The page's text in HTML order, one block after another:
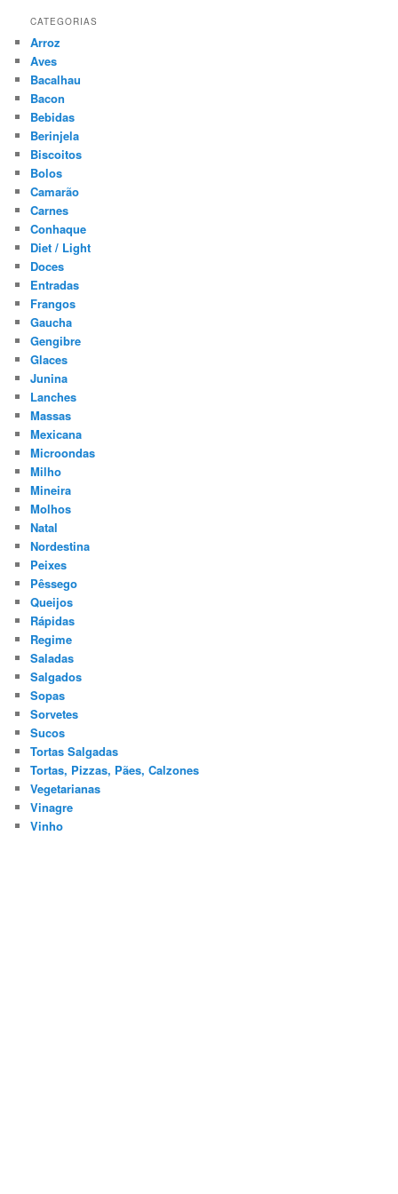
CATEGORIAS
Arroz
Aves
Bacalhau
Bacon
Bebidas
Berinjela
Biscoitos
Bolos
Camarão
Carnes
Conhaque
Diet / Light
Doces
Entradas
Frangos
Gaucha
Gengibre
Glaces
Junina
Lanches
Massas
Mexicana
Microondas
Milho
Mineira
Molhos
Natal
Nordestina
Peixes
Pêssego
Queijos
Rápidas
Regime
Saladas
Salgados
Sopas
Sorvetes
Sucos
Tortas Salgadas
Tortas, Pizzas, Pães, Calzones
Vegetarianas
Vinagre
Vinho